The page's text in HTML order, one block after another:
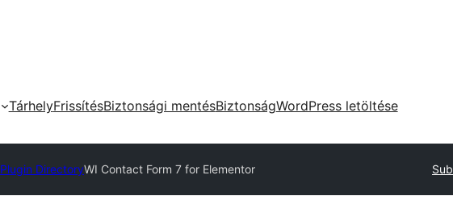
TárhelyFrissítésBiztonsági mentésBiztonságWordPress letöltése
Plugin DirectoryWI Contact Form 7 for Elementor